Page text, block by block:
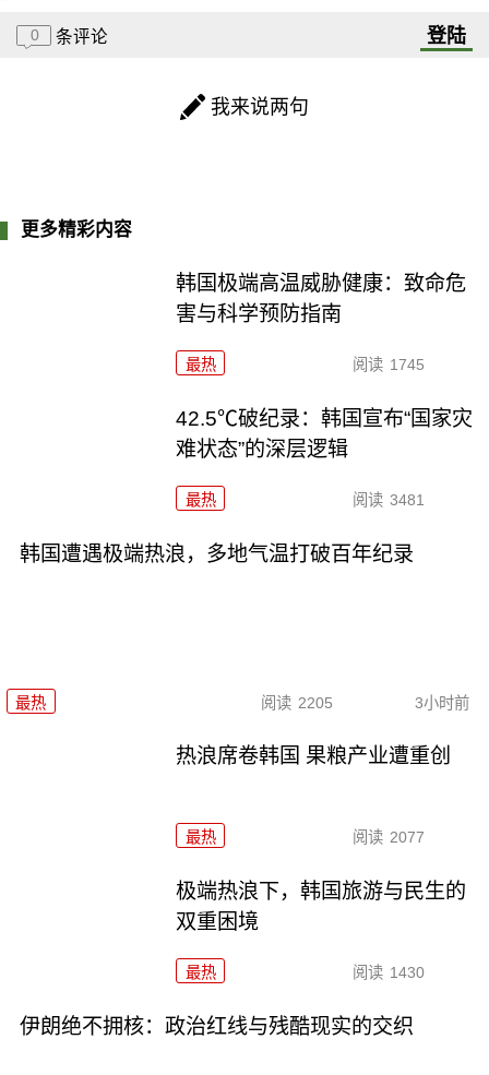
0 条评论 登陆
我来说两句
更多精彩内容
韩国极端高温威胁健康：致命危
害与科学预防指南
最热 阅读 1745
42.5℃破纪录：韩国宣布“国家灾
难状态”的深层逻辑
最热 阅读 3481
韩国遭遇极端热浪，多地气温打破百年纪录
最热 阅读 2205 3小时前
热浪席卷韩国 果粮产业遭重创
最热 阅读 2077
极端热浪下，韩国旅游与民生的
双重困境
最热 阅读 1430
伊朗绝不拥核：政治红线与残酷现实的交织